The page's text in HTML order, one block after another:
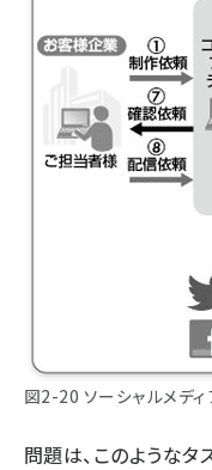
図2-20 ソーシャルメデ
問題は、このような